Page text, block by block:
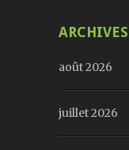
ARCHIVES
août 2026
juillet 2026